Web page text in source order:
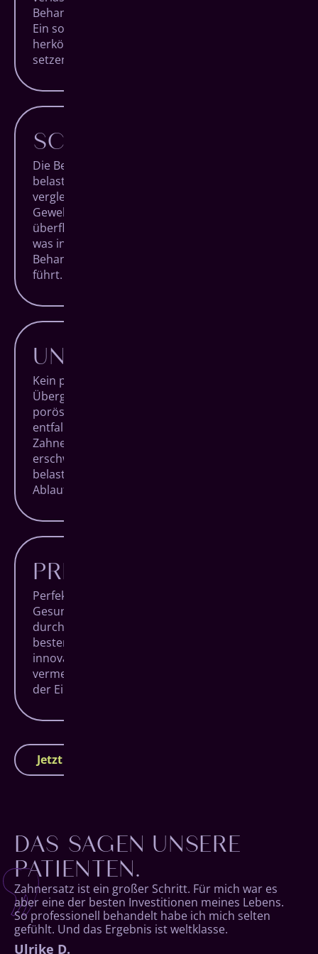
Behandlungstag nach nur einer Stunde wieder.
Ein solch schneller Eingriff ist bei
herkömmlichen Systemen mit bis zu 10 zu
setzenden Implantaten undenkbar.
SCHONENDER
Die Behandlung mit dem All-on-4 System
belastet den Organismus deutlich weniger als
vergleichbare Eingriffe. Das umliegende
Gewebe wird durch den Verzicht auf
überflüssige Implantate besonders geschont,
was insgesamt zu einer schmerzärmeren
Behandlung und entspannteren Patienten
führt.
UNKOMPLIZIERTER
Kein provisorischer Zahnersatz in der
Übergangszeit. Kein künstlicher Aufbau bei
poröser Knochenstruktur. Mit All-on-4
entfallen einige Hürden, die
Zahnersatzbehandlungen in vielen Fällen
erschweren und für die Patienten unnötig
belastend sind. Sie erhalten einen klaren
Ablauf und die beste Behandlung.
PREISWERTER
Perfekter Zahnersatz ist eine Investition in Ihre
Gesundheit und Ihr Wohlbefinden. Qualität hat
durch die hochwertigen Komponenten aus
besten Materialen seinen Preis, doch sorgt das
innovative All-on-4 System dafür, dass
vermeidbare Kosten verhindert werden und
der Eingriff somit in Summe günstiger wird.
Jetzt Termin vereinbaren
DAS SAGEN UNSERE
PATIENTEN.
Dieter G.
Zahnersatz ist ein großer Schritt. Für mich war es
aber eine der besten Investitionen meines Lebens.
So professionell behandelt habe ich mich selten
gefühlt. Und das Ergebnis ist weltklasse.
Ulrike D.